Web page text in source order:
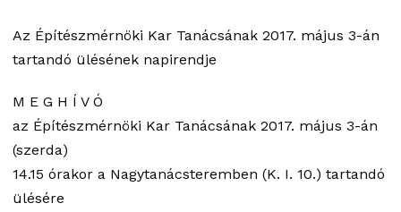
Az Építészmérnöki Kar Tanácsának 2017. május 3-án
tartandó ülésének napirendje
M E G H Í V Ó
az Építészmérnöki Kar Tanácsának 2017. május 3-án
(szerda)
14.15 órakor a Nagytanácsteremben (K. I. 10.) tartandó
ülésére